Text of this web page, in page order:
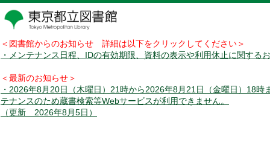
＜図書館からのお知らせ 詳細は以下をクリックしてください＞
・メンテナンス日程、IDの有効期限、資料の表示や利用休止に関する
＜最新のお知らせ＞
・2026年8月20日（木曜日）21時から2026年8月21日（金曜日）18時
テナンスのため蔵書検索等Webサービスが利用できません。
（更新 2026年8月5日）